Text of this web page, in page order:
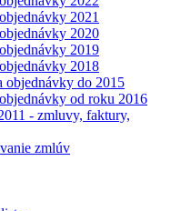
2021
2020
2019
2018
objednávky do 2015
od roku 2016
- zmluvy, faktury,
zmlúv